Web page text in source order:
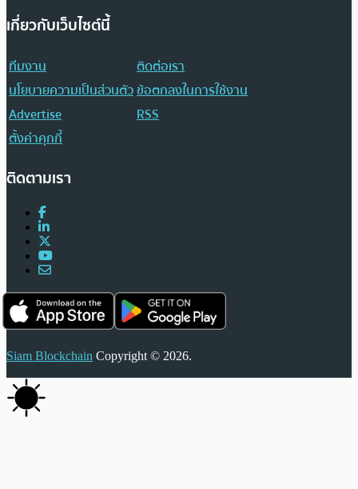
เกี่ยวกับเว็บไซต์นี้
ทีมงาน
ติดต่อเรา
นโยบายความเป็นส่วนตัวข้อตกลงในการใช้งาน
Advertise
RSS
ตั้งค่าคุกกี้
ติดตามเรา
Siam Blockchain Copyright © 2026.